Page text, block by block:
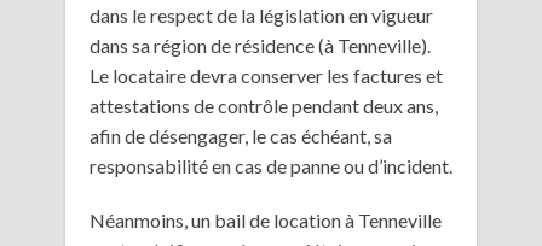
dans le respect de la législation en vigueur
dans sa région de résidence (à Tenneville).
Le locataire devra conserver les factures et
attestations de contrôle pendant deux ans,
afin de désengager, le cas échéant, sa
responsabilité en cas de panne ou d’incident.
Néanmoins, un bail de location à Tenneville